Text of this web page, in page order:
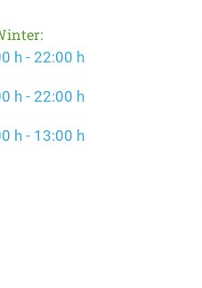
h - 22:00 h
h - 22:00 h
h - 13:00 h